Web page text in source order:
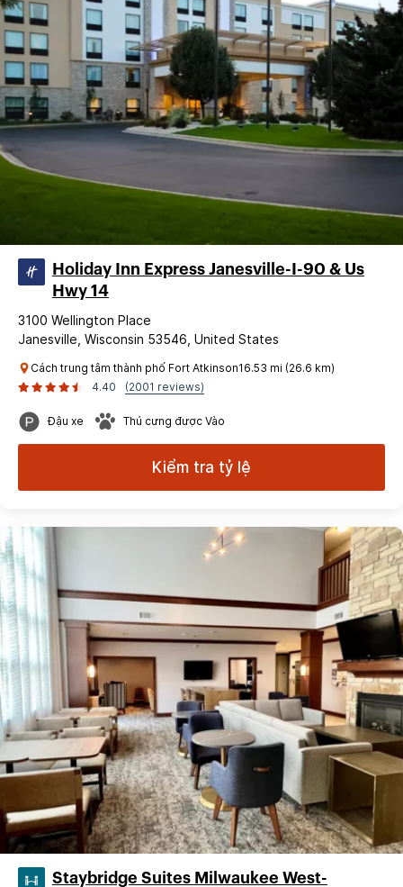
Holiday Inn Express Janesville-I-90 & Us
Hwy 14
3100 Wellington Place
Janesville, Wisconsin 53546, United States
Cách trung tâm thành phố Fort Atkinson16.53 mi (26.6 km)
4.40
(2001 reviews)
Đậu xe Thú cưng được Vào
Kiểm tra tỷ lệ
Staybridge Suites Milwaukee West-